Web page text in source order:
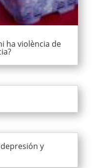
ha violència de
y